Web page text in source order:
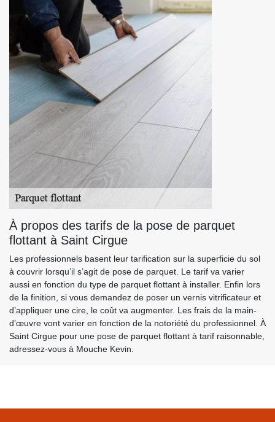
À propos des tarifs de la pose de parquet
flottant à Saint Cirgue
Les professionnels basent leur tarification sur la superficie du sol
à couvrir lorsqu’il s’agit de pose de parquet. Le tarif va varier
aussi en fonction du type de parquet flottant à installer. Enfin lors
de la finition, si vous demandez de poser un vernis vitrificateur et
d’appliquer une cire, le coût va augmenter. Les frais de la main-
d’œuvre vont varier en fonction de la notoriété du professionnel. À
Saint Cirgue pour une pose de parquet flottant à tarif raisonnable,
adressez-vous à Mouche Kevin.